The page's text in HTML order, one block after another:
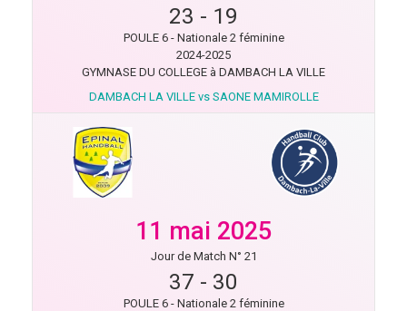
23 - 19
POULE 6 - Nationale 2 féminine
2024-2025
GYMNASE DU COLLEGE à DAMBACH LA VILLE
DAMBACH LA VILLE vs SAONE MAMIROLLE
11 mai 2025
Jour de Match N° 21
37 - 30
POULE 6 - Nationale 2 féminine